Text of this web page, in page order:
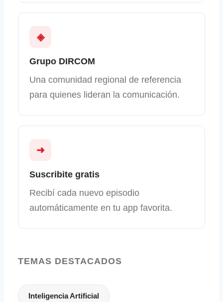
◈
Grupo DIRCOM
Una comunidad regional de referencia
para quienes lideran la comunicación.
➜
Suscribite gratis
Recibí cada nuevo episodio
automáticamente en tu app favorita.
TEMAS DESTACADOS
Inteligencia Artificial